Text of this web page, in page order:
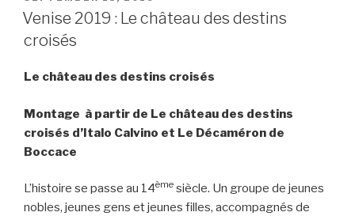
n
k
r
A
p
M
a
o
o
ON
Venise 2019 : Le château des destins
croisés
Le château des destins croisés
Montage à partir de Le château des destins
croisés d’Italo Calvino et Le Décaméron de
Boccace
L’histoire se passe au 14ème siècle. Un groupe de jeunes
nobles, jeunes gens et jeunes filles, accompagnés de